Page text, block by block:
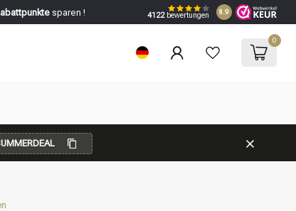
sparen ! 4122bewertungen 8.9
0